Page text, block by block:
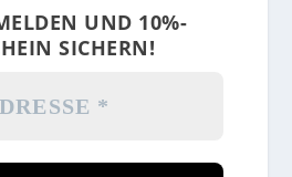
UND 10%-
SICHERN!